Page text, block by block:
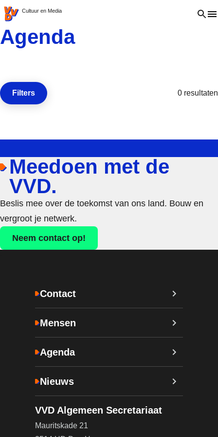
VVD.nl - Ga naar de homepage
Cultuur en Media Open
Agenda
Open de
Filters 0 resultaten
Meedoen met de
VVD.
Beslis mee over de toekomst van ons land. Bouw en
vergroot je netwerk.
Neem contact op!
Contact
Mensen
Agenda
Nieuws
VVD Algemeen Secretariaat
Mauritskade 21